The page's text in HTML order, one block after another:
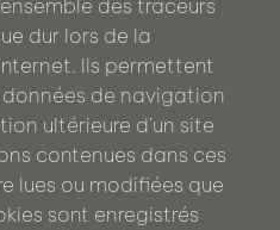
des traceurs
dur lors de la
Ils permettent
de navigation
ultérieure d’un site
contenues dans ces
lues ou modifiées que
sont enregistrés